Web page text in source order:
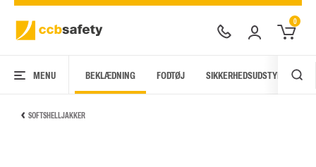
0
MENU BEKLÆDNING FODTØJ SIKKERHEDSUDSTYR
SOFTSHELLJAKKER